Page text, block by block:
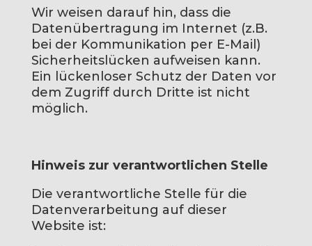
Wir weisen darauf hin, dass die
Datenübertragung im Internet (z.B.
bei der Kommunikation per E-Mail)
Sicherheitslücken aufweisen kann.
Ein lückenloser Schutz der Daten vor
dem Zugriff durch Dritte ist nicht
möglich.
Hinweis zur verantwortlichen Stelle
Die verantwortliche Stelle für die
Datenverarbeitung auf dieser
Website ist: